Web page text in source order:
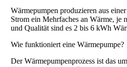
Wärmepumpen produzieren aus
Strom ein Mehrfaches an Wärme, je
und Qualität sind es 2 bis 6 kWh
Wie funktioniert eine Wärmepumpe?
Der Wärmepumpenprozess ist das